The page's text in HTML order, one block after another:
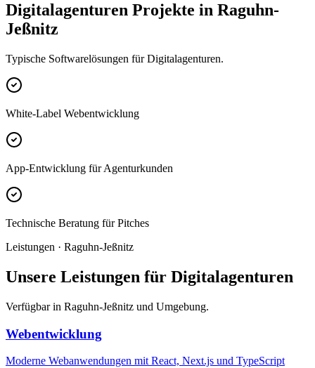
Digitalagenturen Projekte in Raguhn-
Jeßnitz
Typische Softwarelösungen für Digitalagenturen.
White-Label Webentwicklung
App-Entwicklung für Agenturkunden
Technische Beratung für Pitches
Leistungen · Raguhn-Jeßnitz
Unsere Leistungen für Digitalagenturen
Verfügbar in Raguhn-Jeßnitz und Umgebung.
Webentwicklung
Moderne Webanwendungen mit React, Next.js und TypeScript